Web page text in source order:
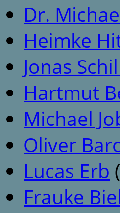
Dr.
Heimke
Jonas
Hartmut
Michael
Oliver
Lucas Erb
Frauke